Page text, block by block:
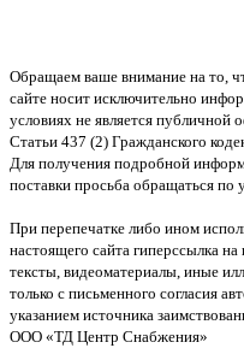
Обращаем ваше внимание на то,
сайте носит исключительно
условиях не является
Статьи 437 (2) Гражданского
Для получения подробной
поставки просьба обращаться по
При перепечатке либо ином
настоящего сайта гиперссылка
тексты, видеоматериалы, иные
только с письменного согласия
указанием источника
ООО «ТД Центр Снабжения»